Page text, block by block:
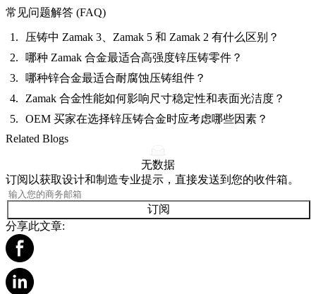
常见问题解答 (FAQ)
压铸中 Zamak 3、Zamak 5 和 Zamak 2 有什么区别？
哪种 Zamak 合金最适合高强度锌压铸零件？
哪种锌合金最适合耐腐蚀压铸组件？
Zamak 合金性能如何影响尺寸稳定性和表面光洁度？
OEM 买家在选择锌压铸合金时应考虑哪些因素？
Related Blogs
无数据
订阅以获取设计和制造专业提示，直接发送到您的收件箱。
订阅
分享此文章: